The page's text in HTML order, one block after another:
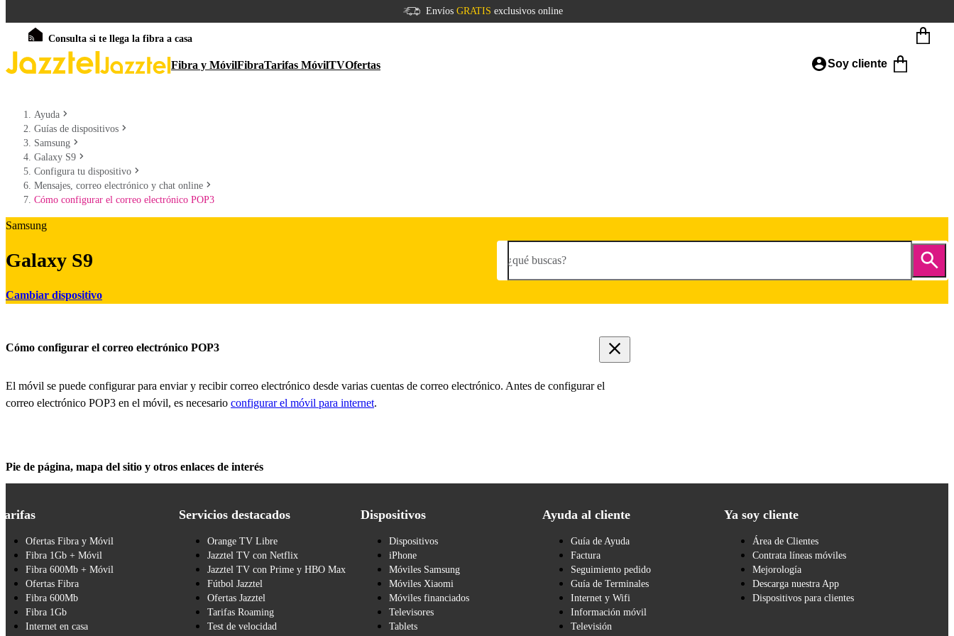
Envíos GRATIS exclusivos online
Consulta si te llega la fibra a casa
Fibra y MóvilFibraTarifas MóvilTVOfertas Soy cliente
Ayuda
Guías de dispositivos
Samsung
Galaxy S9
Configura tu dispositivo
Mensajes, correo electrónico y chat online
Cómo configurar el correo electrónico POP3
Samsung
Galaxy S9
Cambiar dispositivo
¿qué buscas?
Cómo configurar el correo electrónico POP3
El móvil se puede configurar para enviar y recibir correo electrónico desde varias cuentas de correo electrónico. Antes de configurar el
correo electrónico POP3 en el móvil, es necesario configurar el móvil para internet.
Pie de página, mapa del sitio y otros enlaces de interés
Ofertas Fibra y Móvil
Fibra 1Gb + Móvil
Fibra 600Mb + Móvil
Ofertas Fibra
Fibra 600Mb
Fibra 1Gb
Internet en casa
Servicios destacados
Orange TV Libre
Jazztel TV con Netflix
Jazztel TV con Prime y HBO Max
Fútbol Jazztel
Ofertas Jazztel
Tarifas Roaming
Test de velocidad
Dispositivos
Dispositivos
iPhone
Móviles Samsung
Móviles Xiaomi
Móviles financiados
Televisores
Tablets
Ayuda al cliente
Guía de Ayuda
Factura
Seguimiento pedido
Guía de Terminales
Internet y Wifi
Información móvil
Televisión
Ya soy cliente
Área de Clientes
Contrata líneas móviles
Mejorología
Descarga nuestra App
Dispositivos para clientes